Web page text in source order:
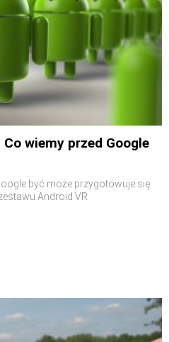
wiemy przed Google
być może przygotowuje się
Android VR